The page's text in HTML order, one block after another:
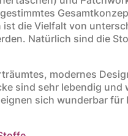
STOFFRESTE
die Vielfalt von
Natürlich sind die
modernes
sind sehr lebendig und
sich wunderbar